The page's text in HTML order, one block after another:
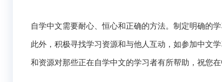
自学中文需要耐心、恒心和正确的方法。制定明确的
此外，积极寻找学习资源和与他人互动，如参加中文
和资源对那些正在自学中文的学习者有所帮助，祝您